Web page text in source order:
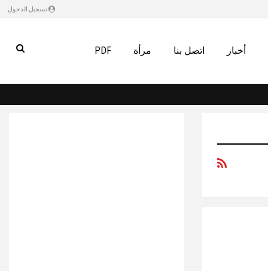
تسجيل الدخول
أخبار اتصل بنا مرأة PDF